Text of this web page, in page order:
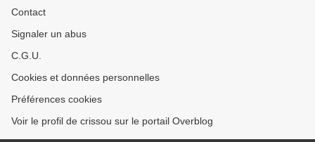
Contact
Signaler un abus
C.G.U.
Cookies et données personnelles
Préférences cookies
Voir le profil de crissou sur le portail Overblog